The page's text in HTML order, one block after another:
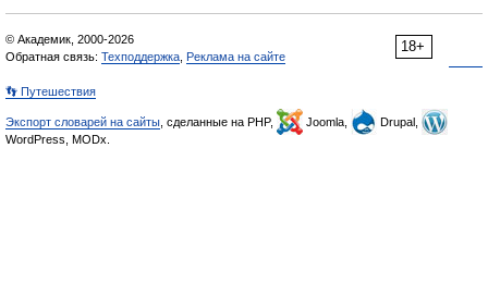
18+
© Академик, 2000-2026
Обратная связь: Техподдержка Реклама на сайте
👣 Путешествия
Экспорт словарей на сайты , сделанные на PHP, Joomla,
Drupal,
WordPress, MODx.